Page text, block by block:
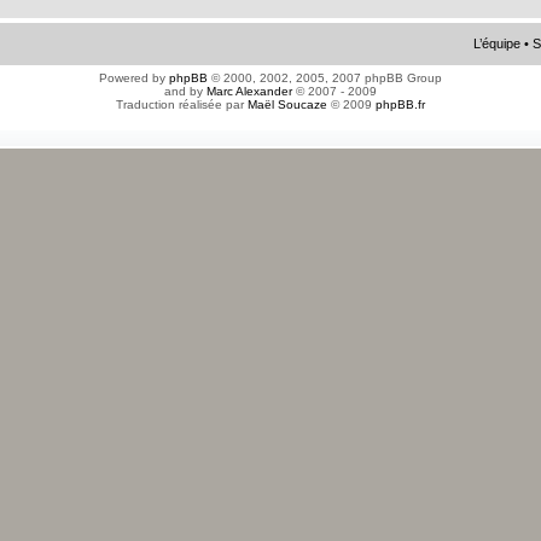
L’équipe •
Powered by phpBB © 2000, 2002, 2005, 2007 phpBB Group
and by Marc Alexander© 2007 - 2009
Traduction réalisée parMaël Soucaze © 2009 phpBB.fr